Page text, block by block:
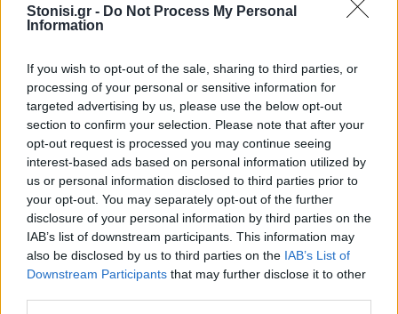
Stonisi.gr - Do Not Process My Personal
Information
If you wish to opt-out of the sale, sharing to third parties, or
processing of your personal or sensitive information for
targeted advertising by us, please use the below opt-out
section to confirm your selection. Please note that after your
opt-out request is processed you may continue seeing
interest-based ads based on personal information utilized by
us or personal information disclosed to third parties prior to
your opt-out. You may separately opt-out of the further
disclosure of your personal information by third parties on the
IAB’s list of downstream participants. This information may
also be disclosed by us to third parties on the IAB’s List of
Downstream Participants that may further disclose it to other
Μάλιστα, είχαν ολοκληρώσει το μεγαλύτερο
μέρος της ύλης ήδη από τον Ιανουάριο, ώστε οι
επαναλήψεις.
Διαλείμματα, μουσική και μπαλέτο
Και οι δύο επιμένουν ότι κανείς δεν μπορεί να
διαβάζει αποτελεσματικά χωρίς ανάσες μέσα στην
ημέρα.
Η Φωτεινή έβγαινε με φίλους, άκουγε μουσική και
όταν δυσκολευόταν να συγκεντρωθεί έκανε μικρές
βόλτες πριν επιστρέψει στα βιβλία.